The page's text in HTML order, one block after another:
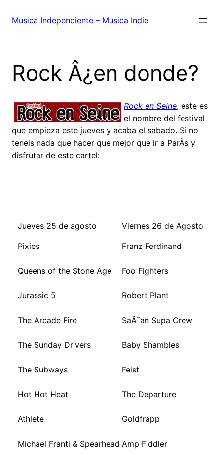
Musica Independiente – Musica Indie
Rock Â¿en donde?
Rock en Seine, este es
el nombre del festival
que empieza este jueves y acaba el sabado. Si no
teneis nada que hacer que mejor que ir a ParÃ­s y
disfrutar de este cartel:
Jueves 25 de agosto
Pixies
Queens of the Stone Age
Jurassic 5
The Arcade Fire
The Sunday Drivers
The Subways
Hot Hot Heat
Athlete
Michael Franti & Spearhead
Viernes 26 de Agosto
Franz Ferdinand
Foo Fighters
Robert Plant
SaÃ¯an Supa Crew
Baby Shambles
Feist
The Departure
Goldfrapp
Amp Fiddler